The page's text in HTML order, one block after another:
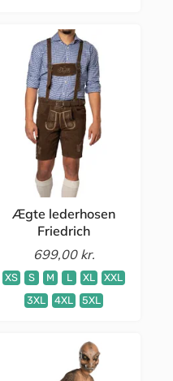
Ægte lederhosen
Friedrich
699,00 kr.
XS S M L XL
XXL
3XL
4XL 5XL